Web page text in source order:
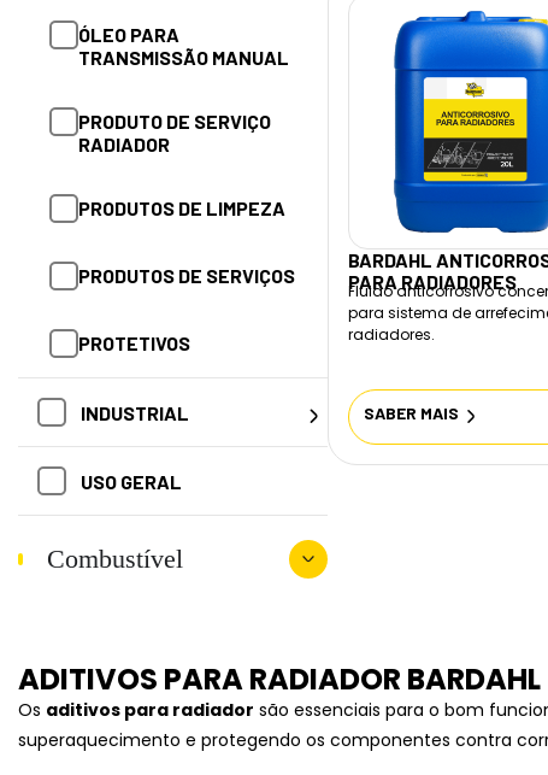
PRODUTOS DE LIMPEZA
PRODUTOS DE SERVIÇOS
ÓLEO PARA
TRANSMISSÃO MANUAL
PRODUTO DE SERVIÇO
RADIADOR
PRODUTOS DE LIMPEZA
PRODUTOS DE SERVIÇOS
PROTETIVOS
INDUSTRIAL
ADITIVOS DE
ADITIVOS PARA
ADITIVOS PARA ÓLEO DE
TRANSMISSÃO
USO GERAL
Combustível
BARDAHL
PARA RADIADORES
Fluido anticorrosivo
para sistema de
radiadores.
SABER MAIS
ADITIVOS PARA RADIADOR BARDAHL
Os aditivos para radiador são essenciais para o bom
superaquecimento e protegendo os componentes contra